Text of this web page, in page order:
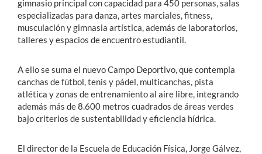
gimnasio principal con capacidad para 450 personas, salas
especializadas para danza, artes marciales, fitness,
musculación y gimnasia artística, además de laboratorios,
talleres y espacios de encuentro estudiantil.
A ello se suma el nuevo Campo Deportivo, que contempla
canchas de fútbol, tenis y pádel, multicanchas, pista
atlética y zonas de entrenamiento al aire libre, integrando
además más de 8.600 metros cuadrados de áreas verdes
bajo criterios de sustentabilidad y eficiencia hídrica.
El director de la Escuela de Educación Física, Jorge Gálvez,